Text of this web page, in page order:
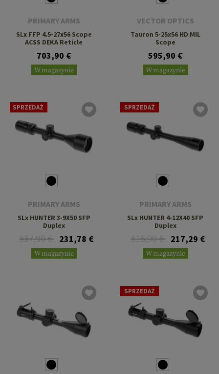
PRIMARY ARMS
SLx FFP 4.5-27x56 Scope
ACSS DEKA Reticle
703,90 €
W magazynie
VECTOR OPTICS
Tauron 5-25x56 HD MIL
Scope
595,90 €
W magazynie
SPRZEDAŻ
PRIMARY ARMS
SLx HUNTER 3-9X50 SFP
Duplex
337,90 € 231,78 €
W magazynie
SPRZEDAŻ
PRIMARY ARMS
SLx HUNTER 4-12X40 SFP
Duplex
316,90 € 217,29 €
W magazynie
SPRZEDAŻ